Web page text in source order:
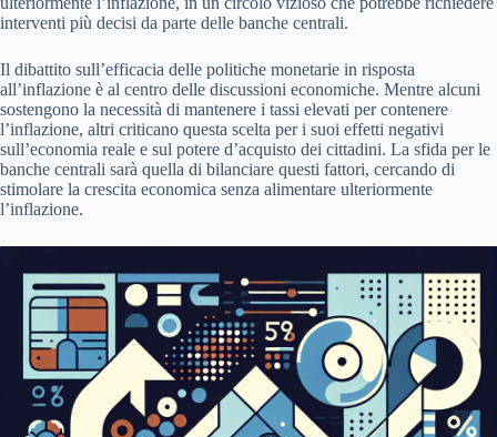
interventi più decisi da parte delle banche centrali.
Il dibattito sull’efficacia delle politiche monetarie in risposta
all’inflazione è al centro delle discussioni economiche. Mentre alcuni
sostengono la necessità di mantenere i tassi elevati per contenere
l’inflazione, altri criticano questa scelta per i suoi effetti negativi
sull’economia reale e sul potere d’acquisto dei cittadini. La sfida per le
banche centrali sarà quella di bilanciare questi fattori, cercando di
stimolare la crescita economica senza alimentare ulteriormente
l’inflazione.